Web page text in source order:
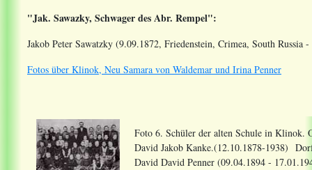
"Jak. Sawazky, Schwager des Abr. Rempel":
Jakob Peter Sawatzky (9.09.1872, Friedenstein, Crimea, South Russia
Fotos über Klinok, Neu Samara von Waldemar und Irina Penner
Foto 6. Schüler der alten Schule in Klinok.
David Jakob Kanke.(12.10.1878-1938)
David David Penner (09.04.1894 -